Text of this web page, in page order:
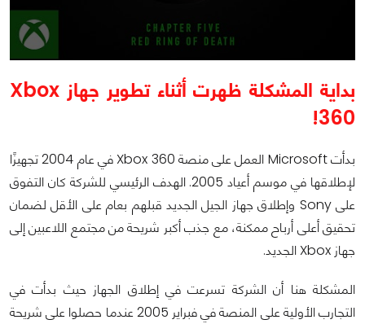
بداية المشكلة ظهرت أثناء تطوير جهاز Xbox
360!
بدأت Microsoft العمل على منصة Xbox 360 في عام 2004 تجهيزًا
لإطلاقها في موسم أعياد 2005. الهدف الرئيسي للشركة كان التفوق
على Sony وإطلاق جهاز الجيل الجديد قبلهم بعام على الأقل لضمان
تحقيق أعلى أرباح ممكنة، مع جذب أكبر شريحة من مجتمع اللاعبين إلى
جهاز Xbox الجديد.
المشكلة هنا أن الشركة تسرعت في إطلاق الجهاز حيث بدأت في
التجارب الأولية على المنصة في فبراير 2005 عندما حصلوا على شريحة